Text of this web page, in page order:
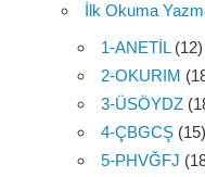
İlk Okuma
1-ANETİL(12)
2-OKURIM
3-ÜSÖYDZ
4-ÇBGCŞ (15)
5-PHVĞFJ